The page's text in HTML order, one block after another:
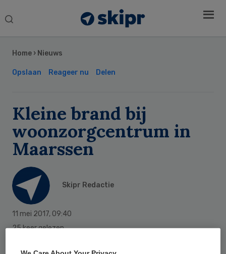
Search
Home › Nieuws
Opslaan Reageer nu Delen
Kleine brand bij
woonzorgcentrum in
Maarssen
Skipr Redactie
11 mei 2017, 09:40
25 keer gelezen
Sidebar